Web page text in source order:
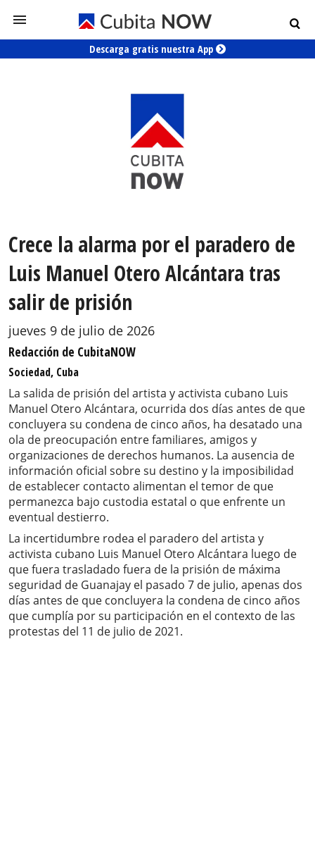
Descarga gratis nuestra App
Crece la alarma por el paradero de
Luis Manuel Otero Alcántara tras
salir de prisión
jueves 9 de julio de 2026
Redacción de CubitaNOW
Sociedad, Cuba
La salida de prisión del artista y activista cubano Luis
Manuel Otero Alcántara, ocurrida dos días antes de que
concluyera su condena de cinco años, ha desatado una
ola de preocupación entre familiares, amigos y
organizaciones de derechos humanos. La ausencia de
información oficial sobre su destino y la imposibilidad
de establecer contacto alimentan el temor de que
permanezca bajo custodia estatal o que enfrente un
eventual destierro.
La incertidumbre rodea el paradero del artista y
activista cubano Luis Manuel Otero Alcántara luego de
que fuera trasladado fuera de la prisión de máxima
seguridad de Guanajay el pasado 7 de julio, apenas dos
días antes de que concluyera la condena de cinco años
que cumplía por su participación en el contexto de las
protestas del 11 de julio de 2021.